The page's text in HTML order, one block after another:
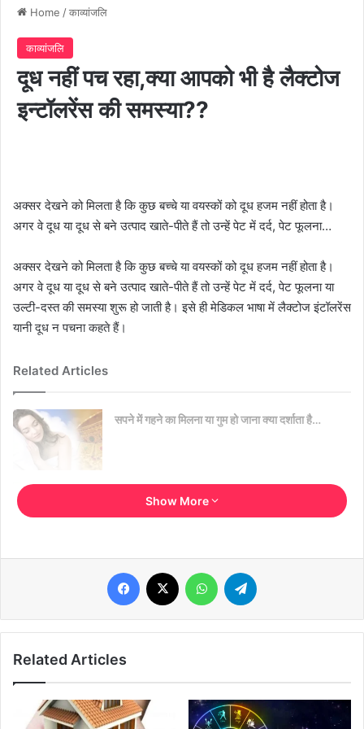
Home /काव्यांजलि
काव्यांजलि
दूध नहीं पच रहा,क्या आपको भी है लैक्टोज
इन्टॉलरेंस की समस्या??
अक्सर देखने को मिलता है कि कुछ बच्चे या वयस्कों को दूध हजम नहीं होता है।
अगर वे दूध या दूध से बने उत्पाद खाते-पीते हैं तो उन्हें पेट में दर्द, पेट फूलना…
अक्सर देखने को मिलता है कि कुछ बच्चे या वयस्कों को दूध हजम नहीं होता है।
अगर वे दूध या दूध से बने उत्पाद खाते-पीते हैं तो उन्हें पेट में दर्द, पेट फूलना या
उल्टी-दस्त की समस्या शुरू हो जाती है। इसे ही मेडिकल भाषा में लैक्टोज इंटॉलरेंस
यानी दूध न पचना कहते हैं।
Related Articles
सपने में गहने का मिलना या गुम हो जाना क्या दर्शाता है…
घर पर इस तरह बनाएं केमिकल फ्री साबुन, पाएं हेल्दी और
लैक्टोज दूध में पाया जाने वाला एक तत्त्व है जो दूध में प्राकृतिक शुगर की तरह होता
देश में लगभग ३-४ फीसदी बच्चे और एक फीसदी वयस्क पीडि़त हैं।
Show More
Facebook WhatsApp
Related Articles